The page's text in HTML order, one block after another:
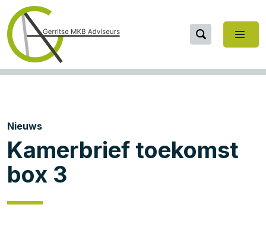
Nieuws
Kamerbrief toekomst
box 3